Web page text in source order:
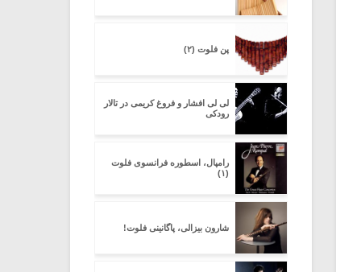
پن فلوت (۲)
لی لی افشار و فروغ کریمی در تالار
رودکی
رامپال، اسطوره فرانسوی فلوت
(۱)
شارون بیزالی، پاگانینی فلوت!